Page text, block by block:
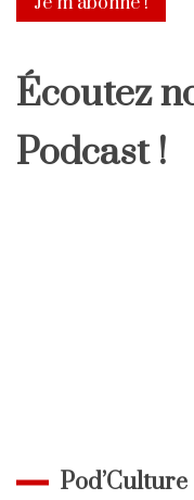
Écoutez
Podcast !
Pod’Culture